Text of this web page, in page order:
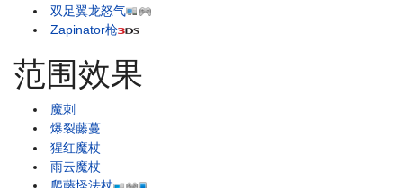
双足翼龙怒气
Zapinator枪
范围效果
魔刺
爆裂藤蔓
猩红魔杖
雨云魔杖